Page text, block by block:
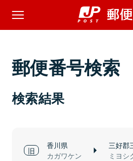
郵便番号検索
検索結果
香川県
カガワケン
三好郡
ミヨシ